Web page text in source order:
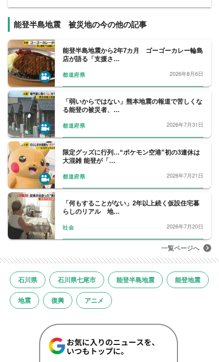
能登半島地震 被災地の今の他の記事
能登半島地震から2年7カ月 ゴーゴーカレー輪島
店が語る「支援さ…
都道府県 2026年8月6日
「弱いからではない」熊本地震の報道で苦しくな
る能登の被災者、…
都道府県 2026年7月31日
限定グッズに行列…“ポケモン空港”初の3連休は
大混雑 能登が「…
都道府県 2026年7月21日
「何もすることがない」2年以上続く仮設住宅暮
らしのリアル 地…
社会 2026年7月20日
一覧ページへ
石川県 石川県七尾市 能登半島地震 能登地震
地震 復興 アニメ